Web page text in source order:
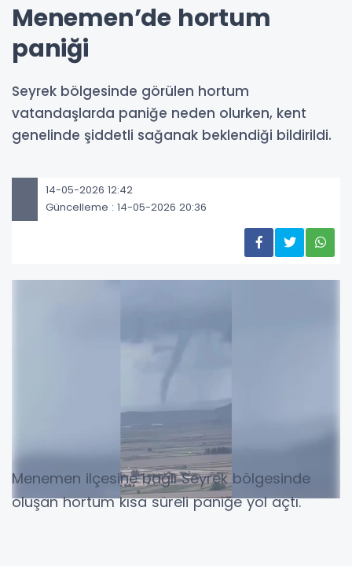
Menemen’de hortum
paniği
Seyrek bölgesinde görülen hortum
vatandaşlarda paniğe neden olurken, kent
genelinde şiddetli sağanak beklendiği bildirildi.
14-05-2026 12:42
Güncelleme : 14-05-2026 20:36
Menemen ilçesine bağlı Seyrek bölgesinde
oluşan hortum kısa süreli paniğe yol açtı.